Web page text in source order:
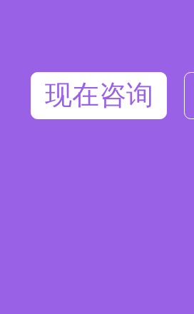
现在咨询